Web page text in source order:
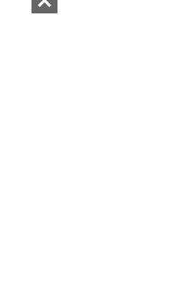
Круг семьи